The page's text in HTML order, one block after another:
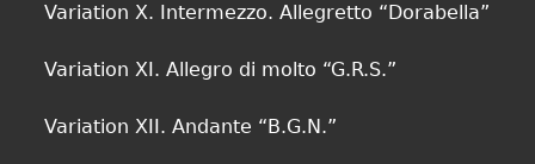
Variation X. Intermezzo. Allegretto “Dorabella”
Variation XI. Allegro di molto “G.R.S.”
Variation XII. Andante “B.G.N.”